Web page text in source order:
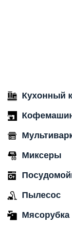
Кухонный
Миксеры
Пылесос
Мясорубка